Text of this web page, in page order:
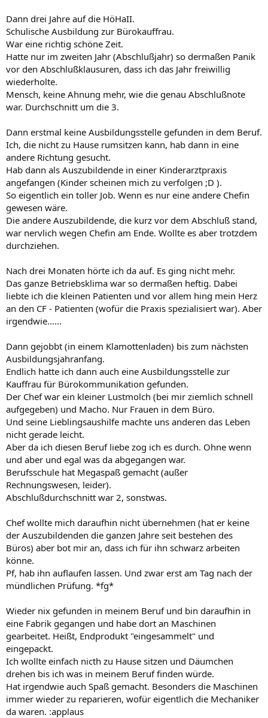
Dann drei Jahre auf die HöHaII.
Schulische Ausbildung zur Bürokauffrau.
War eine richtig schöne Zeit.
Hatte nur im zweiten Jahr (Abschlußjahr) so dermaßen Panik
vor den Abschlußklausuren, dass ich das Jahr freiwillig
wiederholte.
Mensch, keine Ahnung mehr, wie die genau Abschlußnote
war. Durchschnitt um die 3.
Dann erstmal keine Ausbildungsstelle gefunden in dem Beruf.
Ich, die nicht zu Hause rumsitzen kann, hab dann in eine
andere Richtung gesucht.
Hab dann als Auszubildende in einer Kinderarztpraxis
angefangen (Kinder scheinen mich zu verfolgen ;D ).
So eigentlich ein toller Job. Wenn es nur eine andere Chefin
gewesen wäre.
Die andere Auszubildende, die kurz vor dem Abschluß stand,
war nervlich wegen Chefin am Ende. Wollte es aber trotzdem
durchziehen.
Nach drei Monaten hörte ich da auf. Es ging nicht mehr.
Das ganze Betriebsklima war so dermaßen heftig. Dabei
liebte ich die kleinen Patienten und vor allem hing mein Herz
an den CF - Patienten (wofür die Praxis spezialisiert war). Aber
irgendwie......
Dann gejobbt (in einem Klamottenladen) bis zum nächsten
Ausbildungsjahranfang.
Endlich hatte ich dann auch eine Ausbildungsstelle zur
Kauffrau für Bürokommunikation gefunden.
Der Chef war ein kleiner Lustmolch (bei mir ziemlich schnell
aufgegeben) und Macho. Nur Frauen in dem Büro.
Und seine Lieblingsaushilfe machte uns anderen das Leben
nicht gerade leicht.
Aber da ich diesen Beruf liebe zog ich es durch. Ohne wenn
und aber und egal was da abgegangen war.
Berufsschule hat Megaspaß gemacht (außer
Rechnungswesen, leider).
Abschlußdurchschnitt war 2, sonstwas.
Chef wollte mich daraufhin nicht übernehmen (hat er keine
der Auszubildenden die ganzen Jahre seit bestehen des
Büros) aber bot mir an, dass ich für ihn schwarz arbeiten
könne.
Pf, hab ihn auflaufen lassen. Und zwar erst am Tag nach der
mündlichen Prüfung. *fg*
Wieder nix gefunden in meinem Beruf und bin daraufhin in
eine Fabrik gegangen und habe dort an Maschinen
gearbeitet. Heißt, Endprodukt "eingesammelt" und
eingepackt.
Ich wollte einfach nicth zu Hause sitzen und Däumchen
drehen bis ich was in meinem Beruf finden würde.
Hat irgendwie auch Spaß gemacht. Besonders die Maschinen
immer wieder zu reparieren, wofür eigentlich die Mechaniker
da waren. :applaus